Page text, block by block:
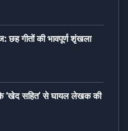
छह गीतों की भावपूर्ण शृंखला
‘खेद सहित’ से घायल लेखक की